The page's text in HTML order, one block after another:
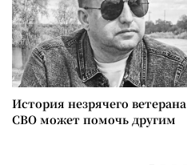
История незрячего ветерана
СВО может помочь другим